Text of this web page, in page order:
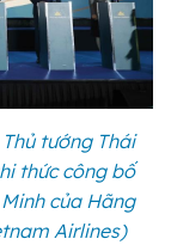
tướng Thái
thức công bố
của Hãng
Airlines)